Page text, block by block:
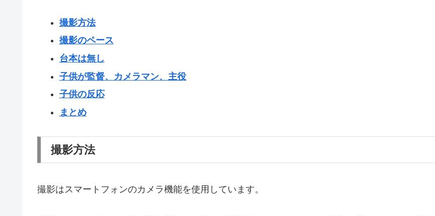
撮影方法
撮影のペース
台本は無し
子供が監督、カメラマン、主役
子供の反応
まとめ
撮影方法
撮影はスマートフォンのカメラ機能を使用しています。